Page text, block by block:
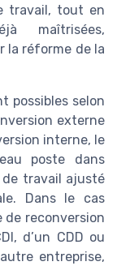
travail, tout en
maîtrisées,
la réforme de la
possibles selon
externe
interne, le
poste dans
de travail ajusté
Dans le cas
de reconversion
d’un CDD ou
entreprise,